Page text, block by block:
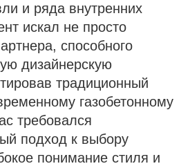
и ряда внутренних
искал не просто
способного
дизайнерскую
традиционный
газобетонному
требовался
подход к выбору
понимание стиля и